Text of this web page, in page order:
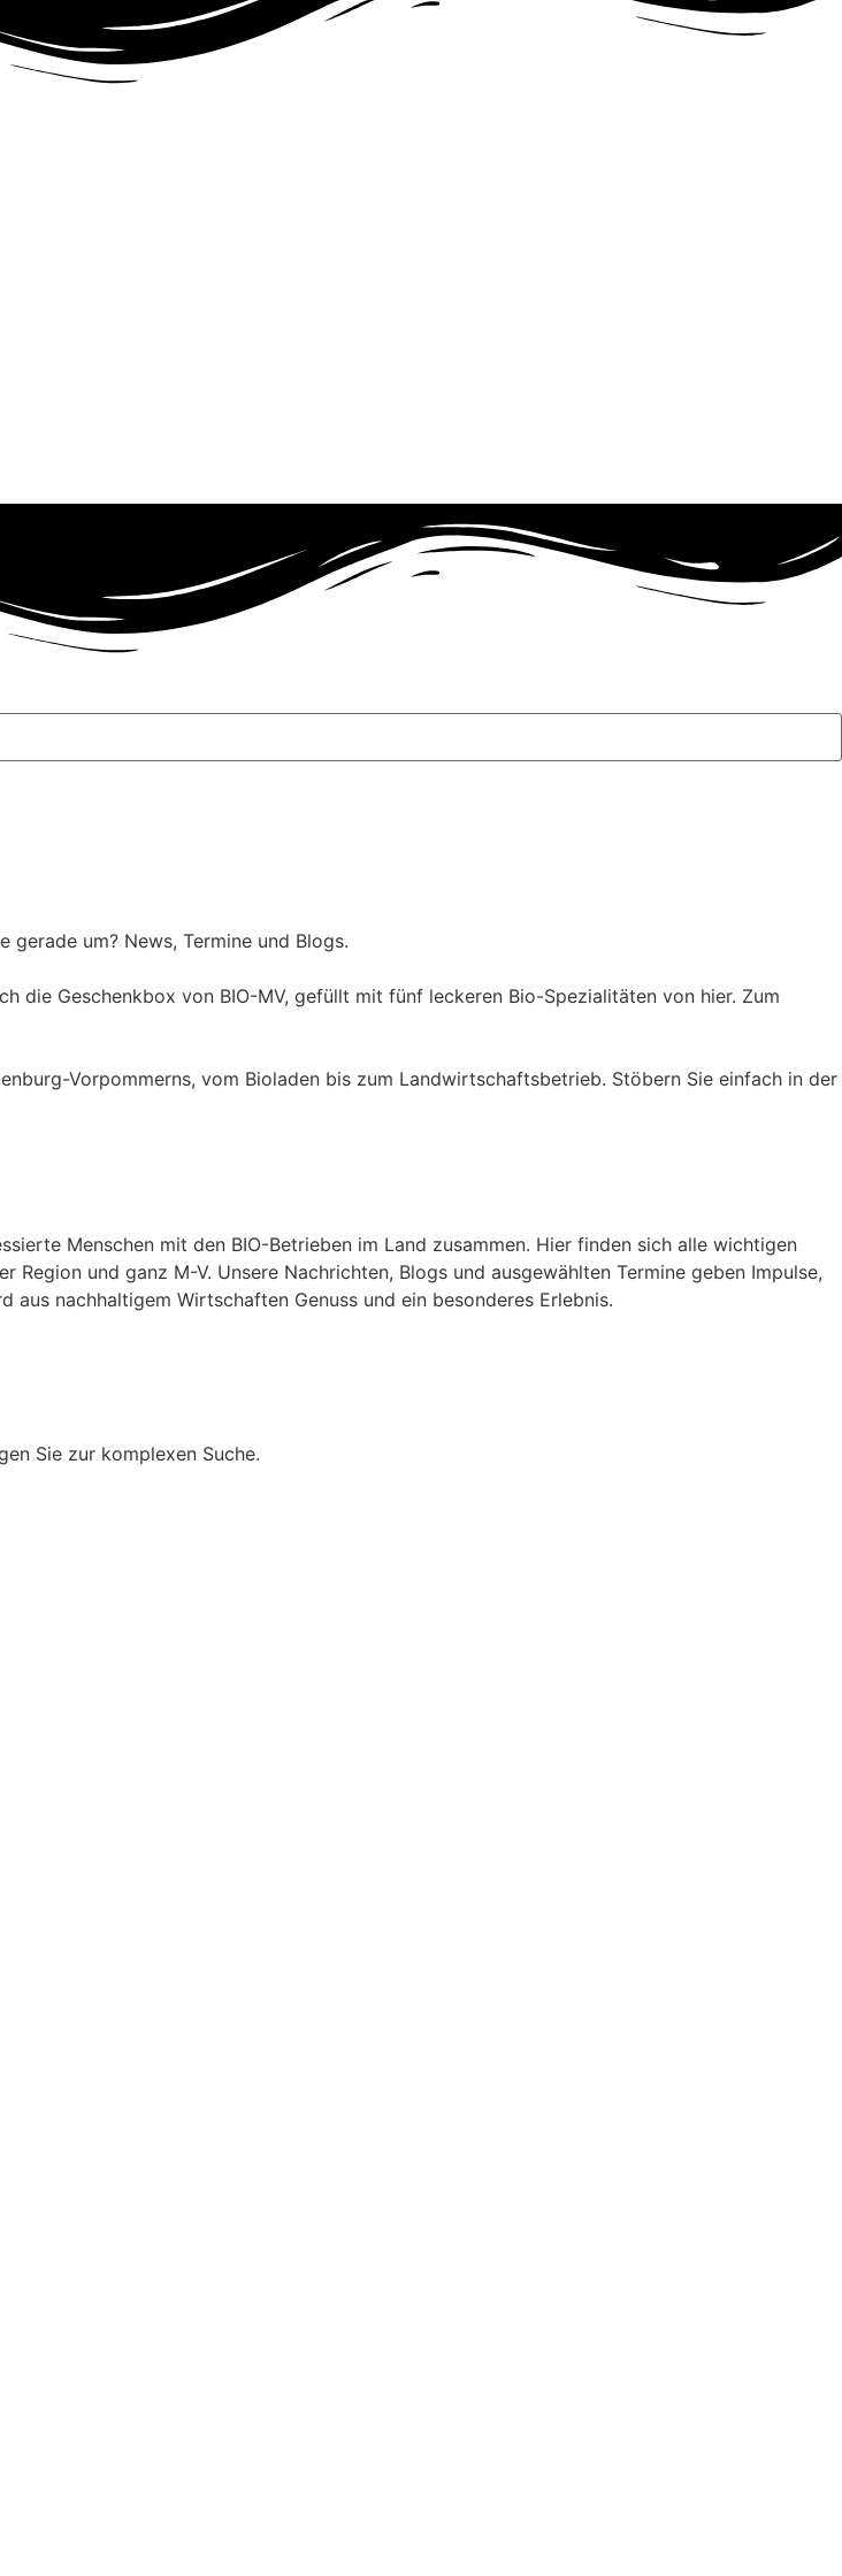
gerade um? News, Termine und Blogs.
die Geschenkbox von BIO-MV, gefüllt mit fünf leckeren Bio-Spezialitäten von hier. Zum
Vorpommerns, vom Bioladen bis zum Landwirtschaftsbetrieb. Stöbern Sie einfach in der
Menschen mit den BIO-Betrieben im Land zusammen. Hier finden sich alle wichtigen
und ganz M-V. Unsere Nachrichten, Blogs und ausgewählten Termine geben Impulse,
nachhaltigem Wirtschaften Genuss und ein besonderes Erlebnis.
Sie zur komplexen Suche.